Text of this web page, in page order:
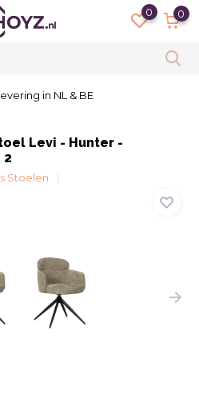
0 0
in NL & BE
Levi - Hunter -
2
Stoelen